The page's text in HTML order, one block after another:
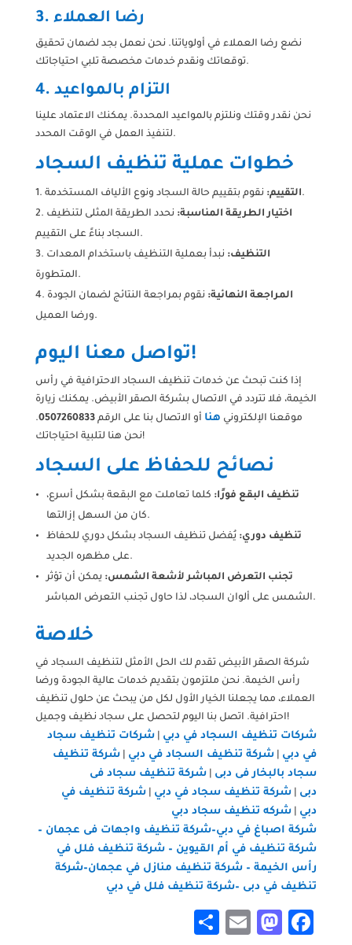
3. رضا العملاء
نضع رضا العملاء في أولوياتنا. نحن نعمل بجد لضمان تحقيق
توقعاتك ونقدم خدمات مخصصة تلبي احتياجاتك.
4. التزام بالمواعيد
نحن نقدر وقتك ونلتزم بالمواعيد المحددة. يمكنك الاعتماد علينا
لتنفيذ العمل في الوقت المحدد.
خطوات عملية تنظيف السجاد
التقييم:نقوم بتقييم حالة السجاد ونوع الألياف المستخدمة.
اختيار الطريقة المناسبة: نحدد الطريقة المثلى لتنظيف
السجاد بناءً على التقييم.
التنظيف: نبدأ بعملية التنظيف باستخدام المعدات
المتطورة.
المراجعة النهائية: نقوم بمراجعة النتائج لضمان الجودة
ورضا العميل.
تواصل معنا اليوم!
إذا كنت تبحث عن خدمات تنظيف السجاد الاحترافية في رأس
الخيمة، فلا تتردد في الاتصال بشركة الصقر الأبيض. يمكنك زيارة
موقعنا الإلكتروني هنا أو الاتصال بنا على الرقم0507260833
.
نحن هنا لتلبية احتياجاتك!
نصائح للحفاظ على السجاد
تنظيف البقع فورًا: كلما تعاملت مع البقعة بشكل أسرع،
كان من السهل إزالتها.
تنظيف دوري: يُفضل تنظيف السجاد بشكل دوري للحفاظ
على مظهره الجديد.
تجنب التعرض المباشر لأشعة الشمس: يمكن أن تؤثر
الشمس على ألوان السجاد، لذا حاول تجنب التعرض المباشر.
خلاصة
شركة الصقر الأبيض تقدم لك الحل الأمثل لتنظيف السجاد في
رأس الخيمة. نحن ملتزمون بتقديم خدمات عالية الجودة ورضا
العملاء، مما يجعلنا الخيار الأول لكل من يبحث عن حلول تنظيف
احترافية. اتصل بنا اليوم لتحصل على سجاد نظيف وجميل!
شركات تنظيف السجاد في دبي
شركات تنظيف سجاد
في دبي
شركة تنظيف السجاد في دبي
شركة تنظيف
سجاد بالبخار فى دبى
شركة تنظيف سجاد فى
دبى
شركة تنظيف سجاد في دبي
شركة تنظيف في
دبي
شركه تنظيف سجاد دبي
شركة اصباغ في دبي–شركة تنظيف واجهات فى عجمان –
شركة تنظيف في أم القيوين – شركة تنظيف فلل في
رأس الخيمة– شركة تنظيف منازل في عجمان–شركة
تنظيف في دبى –شركة تنظيف فلل في دبي
Facebook
Mastodon
Email